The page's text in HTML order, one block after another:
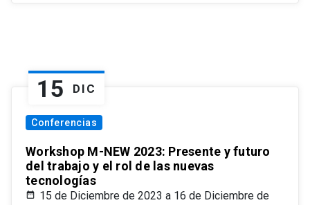
15 DIC
Conferencias
Workshop M-NEW 2023: Presente y futuro
del trabajo y el rol de las nuevas
tecnologías
15 de Diciembre de 2023 a 16 de Diciembre de